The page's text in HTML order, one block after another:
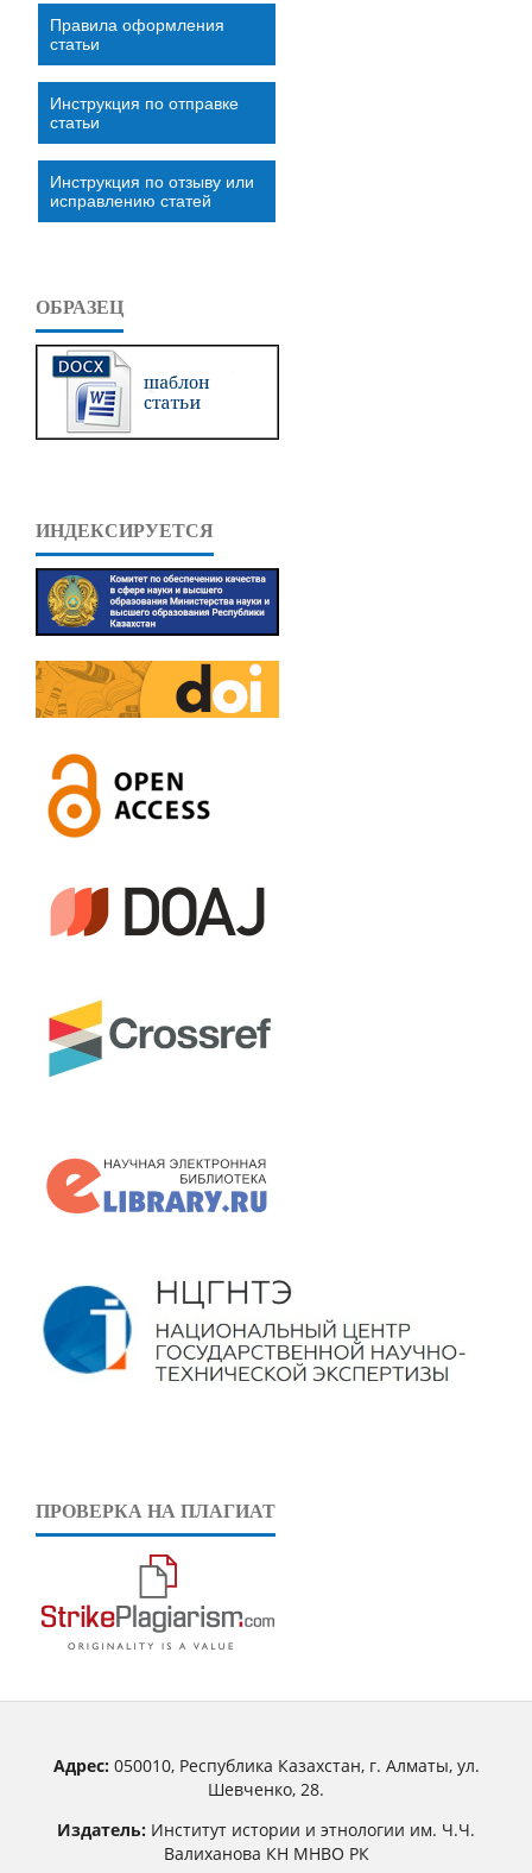
Правила оформления
статьи
Инструкция по отправке
статьи
Инструкция по отзыву или
исправлению статей
ОБРАЗЕЦ
ИНДЕКСИРУЕТСЯ
ПРОВЕРКА НА ПЛАГИАТ
Адрес:050010, Республика Казахстан, г. Алматы, ул.
Шевченко, 28.
Издатель: Институт истории и этнологии им. Ч.Ч.
Валиханова КН МНВО РК